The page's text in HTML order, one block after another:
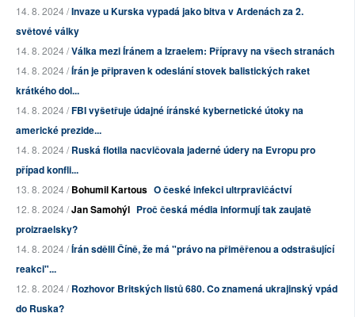
14. 8. 2024 /Invaze u Kurska vypadá jako bitva v Ardenách za 2.
světové války
14. 8. 2024 /Válka mezi Íránem a Izraelem: Přípravy na všech stranách
14. 8. 2024 /Írán je připraven k odeslání stovek balistických raket
krátkého dol...
14. 8. 2024 /FBI vyšetřuje údajné íránské kybernetické útoky na
americké prezide...
14. 8. 2024 /Ruská flotila nacvičovala jaderné údery na Evropu pro
případ konfli...
13. 8. 2024 /Bohumil Kartous O české infekci ultrpravičáctví
12. 8. 2024 /Jan Samohýl Proč česká média informují tak zaujatě
proizraelsky?
14. 8. 2024 /Írán sdělil Číně, že má "právo na přiměřenou a odstrašující
reakci"...
12. 8. 2024 /Rozhovor Britských listů 680. Co znamená ukrajinský vpád
do Ruska?